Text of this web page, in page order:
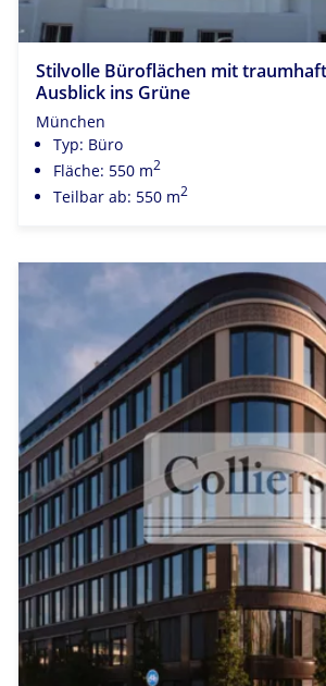
Stilvolle Büroflächen mit
Ausblick ins Grüne
München
Typ: Büro
Fläche: 550 m2
Teilbar ab: 550 m2